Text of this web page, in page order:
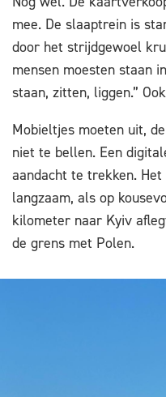
mee. De slaaptrein is
door het strijdgewoel
mensen moesten staan
staan, zitten, liggen.”
Mobieltjes moeten uit,
niet te bellen. Een
aandacht te trekken.
langzaam, als op
kilometer naar Kyiv
de grens met Polen.